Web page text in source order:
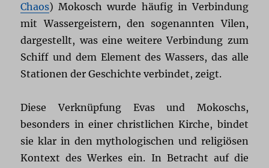
Chaos) Mokosch wurde häufig in Verbindung
mit Wassergeistern, den sogenannten Vilen,
dargestellt, was eine weitere Verbindung zum
Schiff und dem Element des Wassers, das alle
Stationen der Geschichte verbindet, zeigt.
Diese Verknüpfung Evas und Mokoschs,
besonders in einer christlichen Kirche, bindet
sie klar in den mythologischen und religiösen
Kontext des Werkes ein. In Betracht auf die